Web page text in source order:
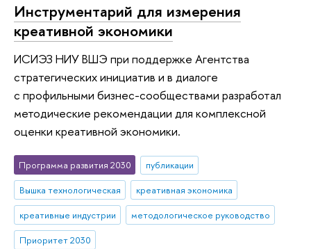
Инструментарий для измерения
креативной экономики
ИСИЭЗ НИУ ВШЭ при поддержке Агентства
стратегических инициатив и в диалоге
с профильными бизнес-сообществами разработал
методические рекомендации для комплексной
оценки креативной экономики.
Программа развития 2030
публикации
Вышка технологическая
креативная экономика
креативные индустрии
методологическое руководство
Приоритет 2030